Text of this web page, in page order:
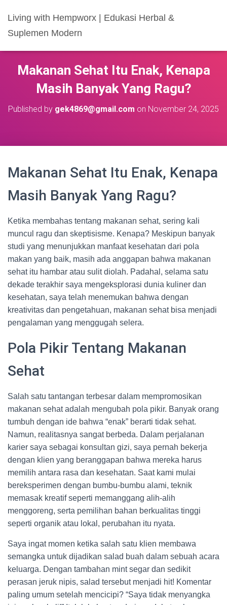
Living with Hempworx | Edukasi Herbal &
Suplemen Modern
Makanan Sehat Itu Enak, Kenapa
Masih Banyak Yang Ragu?
Published by gek4869@gmail.com on November 24, 2025
Makanan Sehat Itu Enak, Kenapa
Masih Banyak Yang Ragu?
Ketika membahas tentang makanan sehat, sering kali
muncul ragu dan skeptisisme. Kenapa? Meskipun banyak
studi yang menunjukkan manfaat kesehatan dari pola
makan yang baik, masih ada anggapan bahwa makanan
sehat itu hambar atau sulit diolah. Padahal, selama satu
dekade terakhir saya mengeksplorasi dunia kuliner dan
kesehatan, saya telah menemukan bahwa dengan
kreativitas dan pengetahuan, makanan sehat bisa menjadi
pengalaman yang menggugah selera.
Pola Pikir Tentang Makanan
Sehat
Salah satu tantangan terbesar dalam mempromosikan
makanan sehat adalah mengubah pola pikir. Banyak orang
tumbuh dengan ide bahwa “enak” berarti tidak sehat.
Namun, realitasnya sangat berbeda. Dalam perjalanan
karier saya sebagai konsultan gizi, saya pernah bekerja
dengan klien yang beranggapan bahwa mereka harus
memilih antara rasa dan kesehatan. Saat kami mulai
bereksperimen dengan bumbu-bumbu alami, teknik
memasak kreatif seperti memanggang alih-alih
menggoreng, serta pemilihan bahan berkualitas tinggi
seperti organik atau lokal, perubahan itu nyata.
Saya ingat momen ketika salah satu klien membawa
semangka untuk dijadikan salad buah dalam sebuah acara
keluarga. Dengan tambahan mint segar dan sedikit
perasan jeruk nipis, salad tersebut menjadi hit! Komentar
paling umum setelah mencicipi? “Saya tidak menyangka